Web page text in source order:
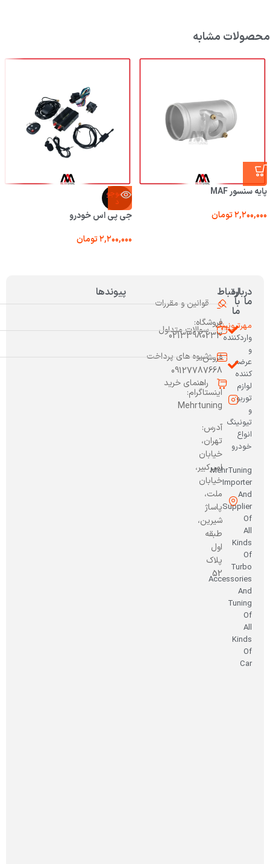
محصولات مشابه
پایه سنسور MAF
۲,۲۰۰,۰۰۰تومان
ناموجو
د
جی پی اس خودرو
۲,۲۰۰,۰۰۰تومان
درباره
ما
مهرتیونینگ
واردکننده
و
عرضه
کننده
لوازم
توربو
و
تیونینگ
انواع
خودرو
MehrTuning
Importer
And
Supplier
Of
All
Kinds
Of
Turbo
Accessories
And
Tuning
Of
All
Kinds
Of
Car
ارتباط
با
ما
فروشگاه:
02133980233
فروش:
09127787668
اینستاگرام:
Mehrtuning
آدرس:
تهران،
خیابان
امیرکبیر،
خیابان
ملت،
پاساژ
شیرین،
طبقه
اول
پلاک
52
پیوندها
قوانین و مقررات
سوالات متداول
شیوه های پرداخت
راهنمای خرید